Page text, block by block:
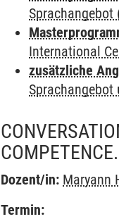
Sprachangebot
International
zusätzliche
Sprachangebot
Dozent/in: Maryann
Termin: